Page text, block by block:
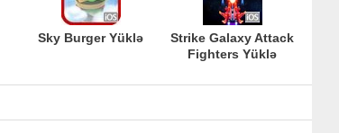
Sky Burger Yüklə
Strike Galaxy Attack
Fighters Yüklə